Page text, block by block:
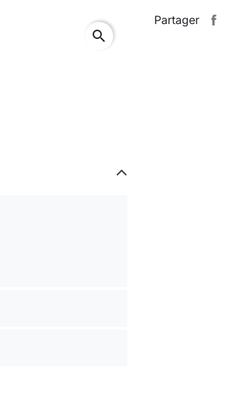
search
Partager